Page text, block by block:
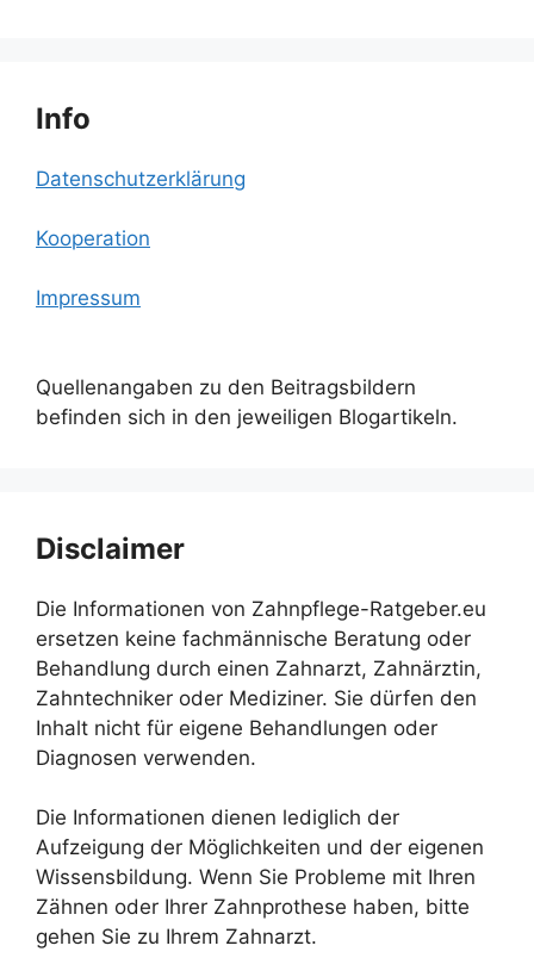
Info
Datenschutzerklärung
Kooperation
Impressum
Quellenangaben zu den Beitragsbildern
befinden sich in den jeweiligen Blogartikeln.
Disclaimer
Die Informationen von Zahnpflege-Ratgeber.eu
ersetzen keine fachmännische Beratung oder
Behandlung durch einen Zahnarzt, Zahnärztin,
Zahntechniker oder Mediziner. Sie dürfen den
Inhalt nicht für eigene Behandlungen oder
Diagnosen verwenden.
Die Informationen dienen lediglich der
Aufzeigung der Möglichkeiten und der eigenen
Wissensbildung. Wenn Sie Probleme mit Ihren
Zähnen oder Ihrer Zahnprothese haben, bitte
gehen Sie zu Ihrem Zahnarzt.